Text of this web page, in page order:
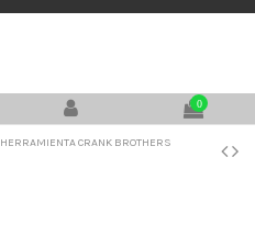
0
HERRAMIENTA CRANK BROTHERS